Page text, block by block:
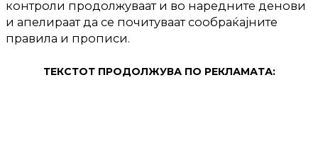
контроли продолжуваат и во наредните денови
и апелираат да се почитуваат сообраќајните
правила и прописи.
ТЕКСТОТ ПРОДОЛЖУВА ПО РЕКЛАМАТА: